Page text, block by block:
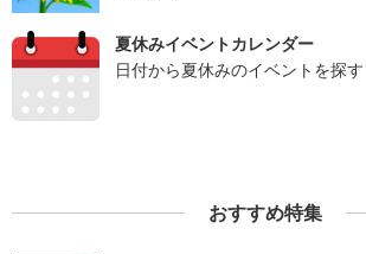
夏休みイベントカレンダー
日付から夏休みのイベントを探す
おすすめ特集